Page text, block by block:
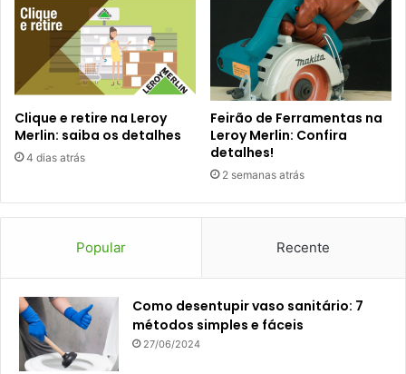
Clique e retire na Leroy
Merlin: saiba os detalhes
4 dias atrás
Feirão de Ferramentas na
Leroy Merlin: Confira
detalhes!
2 semanas atrás
Popular Recente
Como desentupir vaso sanitário: 7
métodos simples e fáceis
27/06/2024